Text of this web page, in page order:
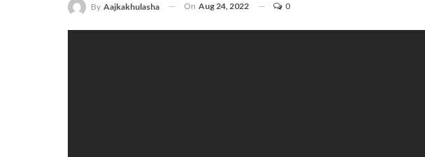
By Aajkakhulasha On Aug 24, 2022 0